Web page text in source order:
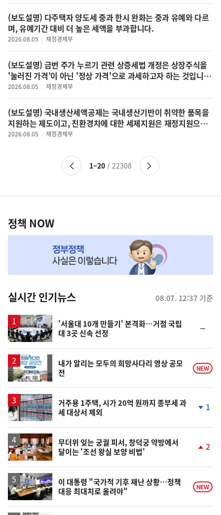
(보도설명) 다주택자 양도세 중과 한시 완화는 중과 유예와 다르
며, 유예기간 대비 더 높은 세액을 부과합니다.
2026.08.05 재정경제부
(보도설명) 금번 주가 누르기 관련 상증세법 개정은 상장주식을
'눌러진 가격'이 아닌 '정상 가격'으로 과세하고자 하는 것입니
다.
2026.08.05 재정경제부
(보도설명) 국내생산세액공제는 국내생산기반이 취약한 품목을
지원하는 제도이고, 친환경차에 대한 세제지원은 재정지원으로
전환됩니다.
2026.08.05 재정경제부
이
전
이
동
1~20 / 22308
다
음
이
동
책
NOW,
뉴
스
정책 NOW
실시간 인기뉴스 08.07. 12:37 기준
'서울대 10개 만들기' 본격화…거점 국립
대 3곳 신속 선정
일
내가 알리는 모두의 희망사다리 영상 공모
전
NEW
거주용 1주택, 시가 20억 원까지 종부세 과
세 대상서 제외
1
무더위 잊는 궁궐 피서, 창덕궁 약방에서
달이는 '조선 왕실 보양 비법'
승
2
이 대통령 "국가적 기후 재난 상황…정책
대응 최대치로 올려야"
NEW